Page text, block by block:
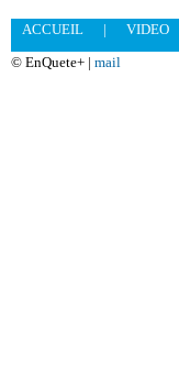
ACCUEIL | VIDEO
© EnQuete+ | mail